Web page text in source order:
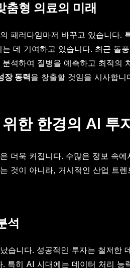
춤형 의료의 미래
패러다임마저 바꾸고 있습니다.
데 기여하고 있습니다. 최근
석하여 질병을 예측하고 최적
장 동력을 창출할 것임을 시사합니
한 한경의 AI 투
더욱 커집니다. 수많은 정보 속
것이 아니라, 거시적인 산업 트
석
습니다. 성공적인 투자는 철저
특히 AI 시대에는 데이터 처리